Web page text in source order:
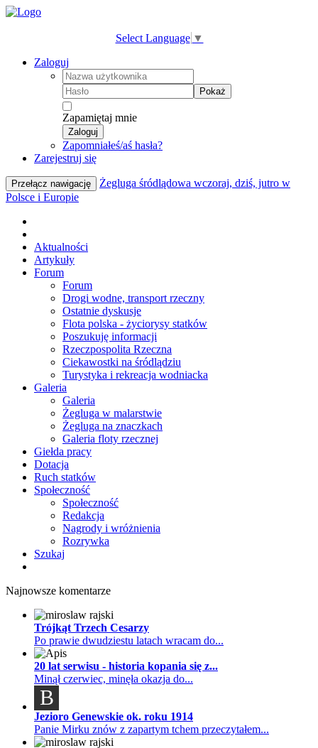
Select Language ▼
Zaloguj
Pokaż
Zapamiętaj mnie
Zaloguj
Zapomniałeś/aś hasła?
Zarejestruj się
Przełącz nawigację
Żegluga śródlądowa wczoraj, dziś, jutro w
Polsce i Europie
Aktualności
Artykuły
Forum
Forum
Drogi wodne, transport rzeczny
Ostatnie dyskusje
Flota polska - życiorysy statków
Poszukuję informacji
Rzeczpospolita Rzeczna
Ciekawostki na śródlądziu
Turystyka i rekreacja wodniacka
Galeria
Galeria
Żegluga w malarstwie
Żegluga na znaczkach
Galeria floty rzecznej
Giełda pracy
Dotacja
Ruch statków
Społeczność
Społeczność
Redakcja
Nagrody i wróżnienia
Rozrywka
Szukaj
Najnowsze komentarze
Trójkąt Trzech Cesarzy
Po prawie dwudziestu latach wracam do...
20 lat serwisu - historia kopania się z...
Minął czerwiec, minęła okazja do...
B
Jezioro Genewskie ok. roku 1914
Panie Mirku znów z zapartym tchem przeczytałem...